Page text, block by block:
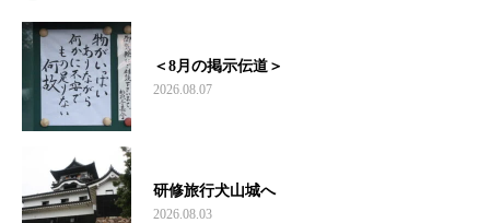
＜8月の掲示伝道＞
2026.08.07
研修旅行犬山城へ
2026.08.03